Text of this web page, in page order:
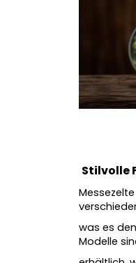
Stilvolle
was es
Modelle